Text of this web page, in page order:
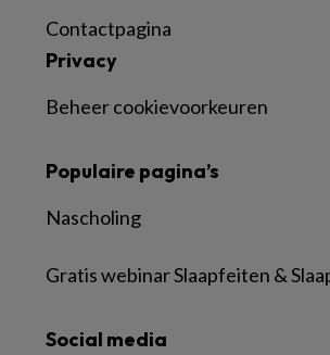
Contactpagina
Privacy
Beheer cookievoorkeuren
Populaire pagina’s
Nascholing
Gratis webinar Slaapfeiten &
Social media